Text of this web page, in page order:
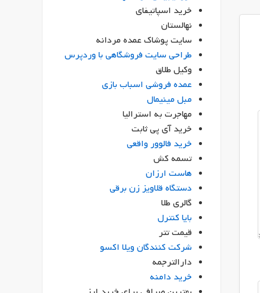
خرید اسپاتیفای
نهالستان
سایت پوشاک عمده مردانه
طراحی سایت فروشگاهی با وردپرس
وکیل طلاق
عمده فروشی اسباب بازی
مبل مینیمال
مهاجرت به استرالیا
خرید آی پی ثابت
خرید فالوور واقعی
تسمه کش
هاست ارزان
دستگاه قلاویز زن برقی
گالری طلا
بایا کنترل
قیمت تتر
شرکت کنندگان ویلا اکسو
دارالترجمه
خرید دامنه